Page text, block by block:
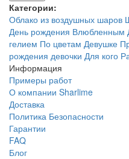
Категории:
Облако из воздушных шаров
День рождения Влюбленным
гелием По цветам Девушке
рождения девочки Для кого
Информация
Примеры работ
О компании Sharlime
Доставка
Политика Безопасности
Гарантии
FAQ
Блог